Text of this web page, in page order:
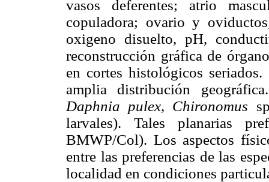
vasos deferentes; atrio
copuladora; ovario y
oxigeno disuelto, pH,
reconstrucción gráfica de
en cortes histológicos seriados.
amplia distribución
Daphnia pulex, Chironomus
larvales). Tales planarias
BMWP/Col). Los aspectos
entre las preferencias de las
localidad en condiciones